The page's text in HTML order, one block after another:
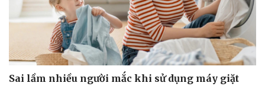
Sai lầm nhiều người mắc khi sử dụng máy giặt